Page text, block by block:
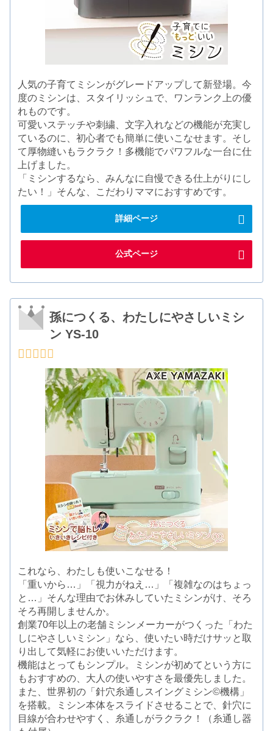
人気の子育てミシンがグレードアップして新登場。今
度のミシンは、スタイリッシュで、ワンランク上の優
れものです。
可愛いステッチや刺繍、文字入れなどの機能が充実し
ているのに、初心者でも簡単に使いこなせます。そし
て厚物縫いもラクラク！多機能でパワフルな一台に仕
上げました。
「ミシンするなら、みんなに自慢できる仕上がりにし
たい！」そんな、こだわりママにおすすめです。
詳細ページ
公式ページ
孫につくる、わたしにやさしいミシ
ン YS-10
これなら、わたしも使いこなせる！
「重いから…」「視力がねえ…」「複雑なのはちょっ
と…」そんな理由でお休みしていたミシンがけ、そろ
そろ再開しませんか。
創業70年以上の老舗ミシンメーカーがつくった「わた
しにやさしいミシン」なら、使いたい時だけサッと取
り出して気軽にお使いいただけます。
機能はとってもシンプル。ミシンが初めてという方に
もおすすめの、大人の使いやすさを最優先しました。
また、世界初の「針穴糸通しスイングミシン©機構」
を搭載。ミシン本体をスライドさせることで、針穴に
目線が合わせやすく、糸通しがラクラク！（糸通し器